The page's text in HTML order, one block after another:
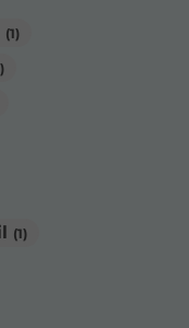
(1)
(1)
des
afin
tout en